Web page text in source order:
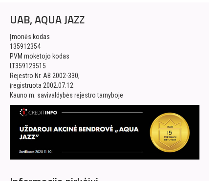
UAB, AQUA JAZZ
Įmonės kodas
135912354
PVM mokėtojo kodas
LT359123515
Rejestro Nr. AB 2002-330,
įregistruota 2002.07.12
Kauno m. savivaldybės rejestro tarnyboje